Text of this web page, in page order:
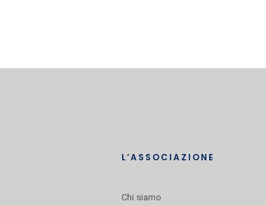
L’ASSOCIAZIONE
Chi siamo